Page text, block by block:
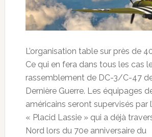
L’organisation table sur près de
Ce qui en fera dans tous les cas
rassemblement de DC-3/C-47
Dernière Guerre. Les équipages
américains seront supervisés par
« Placid Lassie » qui a déjà
Nord lors du 70e anniversaire du